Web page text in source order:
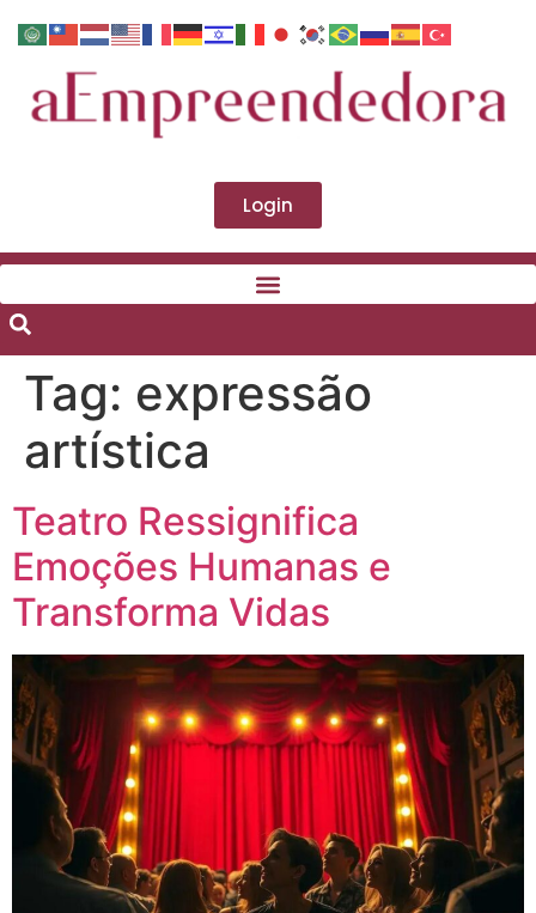
Login
Tag: expressão
artística
Teatro Ressignifica
Emoções Humanas e
Transforma Vidas